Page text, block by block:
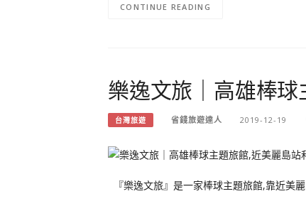
CONTINUE READING
樂逸文旅｜高雄棒
台灣旅遊 省錢旅遊達人 2019-12-19
『樂逸文旅』是一家棒球主題旅館,靠近美